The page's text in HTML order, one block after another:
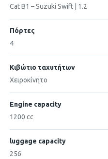
Cat B1 – Suzuki Swift | 1.2
Πόρτες
4
Κιβώτιο ταχυτήτων
Χειροκίνητο
Engine capacity
1200 cc
luggage capacity
256